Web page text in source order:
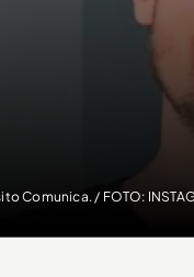
Comunica. / FOTO: